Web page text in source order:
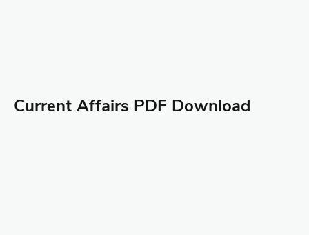
Current Affairs PDF Download